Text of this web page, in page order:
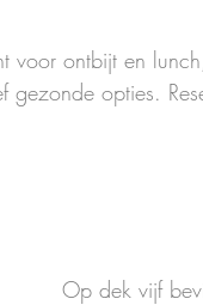
voor ontbijt en
opties.
Op dek vijf